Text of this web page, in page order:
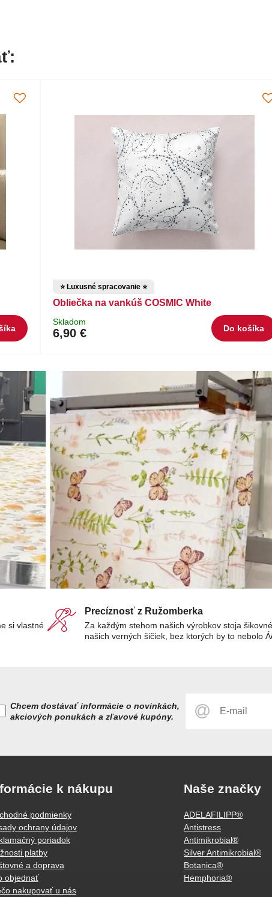
⭐ Luxusné spracovanie ⭐
Obliečka na vankúš COSMIC White
Skladom
6,90 € Do košíka
si vlastné
Precíznosť z Ružomberka
Za každým stehom našich výrobkov stoja
našich verných šičiek, bez ktorých by to nebolo
Chcem dostávať informácie o novinkách,
akciových ponukách a zľavové kupóny.
k nákupu
podmienky
ochrany údajov
poriadok
platby
a doprava
objednať
nakupovať u nás
Naše značky
ADELAFILIPP®
Antistress
Antimikrobial®
Silver Antimikrobial®
Botanica®
Hemphoria®